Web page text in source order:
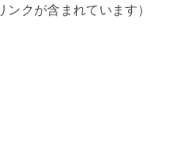
ンクが含まれています）